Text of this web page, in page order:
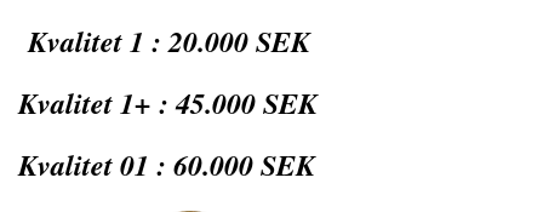
Kvalitet 1 : 20.000 SEK
Kvalitet 1+ : 45.000 SEK
Kvalitet 01 : 60.000 SEK